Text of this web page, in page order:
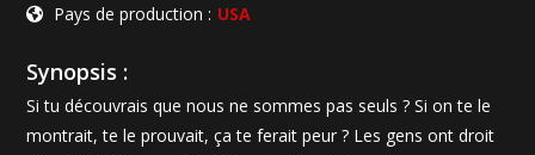
Pays de production : USA
Synopsis :
Si tu découvrais que nous ne sommes pas seuls ? Si on te le
montrait, te le prouvait, ça te ferait peur ? Les gens ont droit